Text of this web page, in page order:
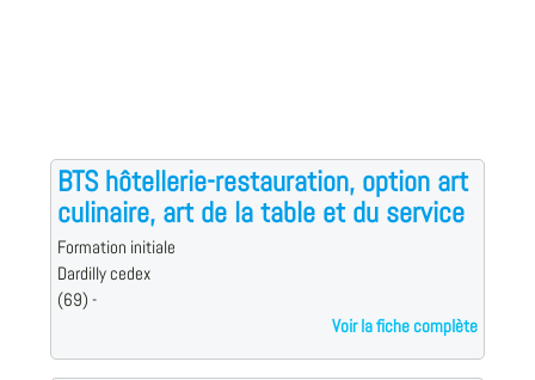
BTS hôtellerie-restauration, option art
culinaire, art de la table et du service
Formation initiale
Dardilly cedex
(69) -
Voir la fiche complète